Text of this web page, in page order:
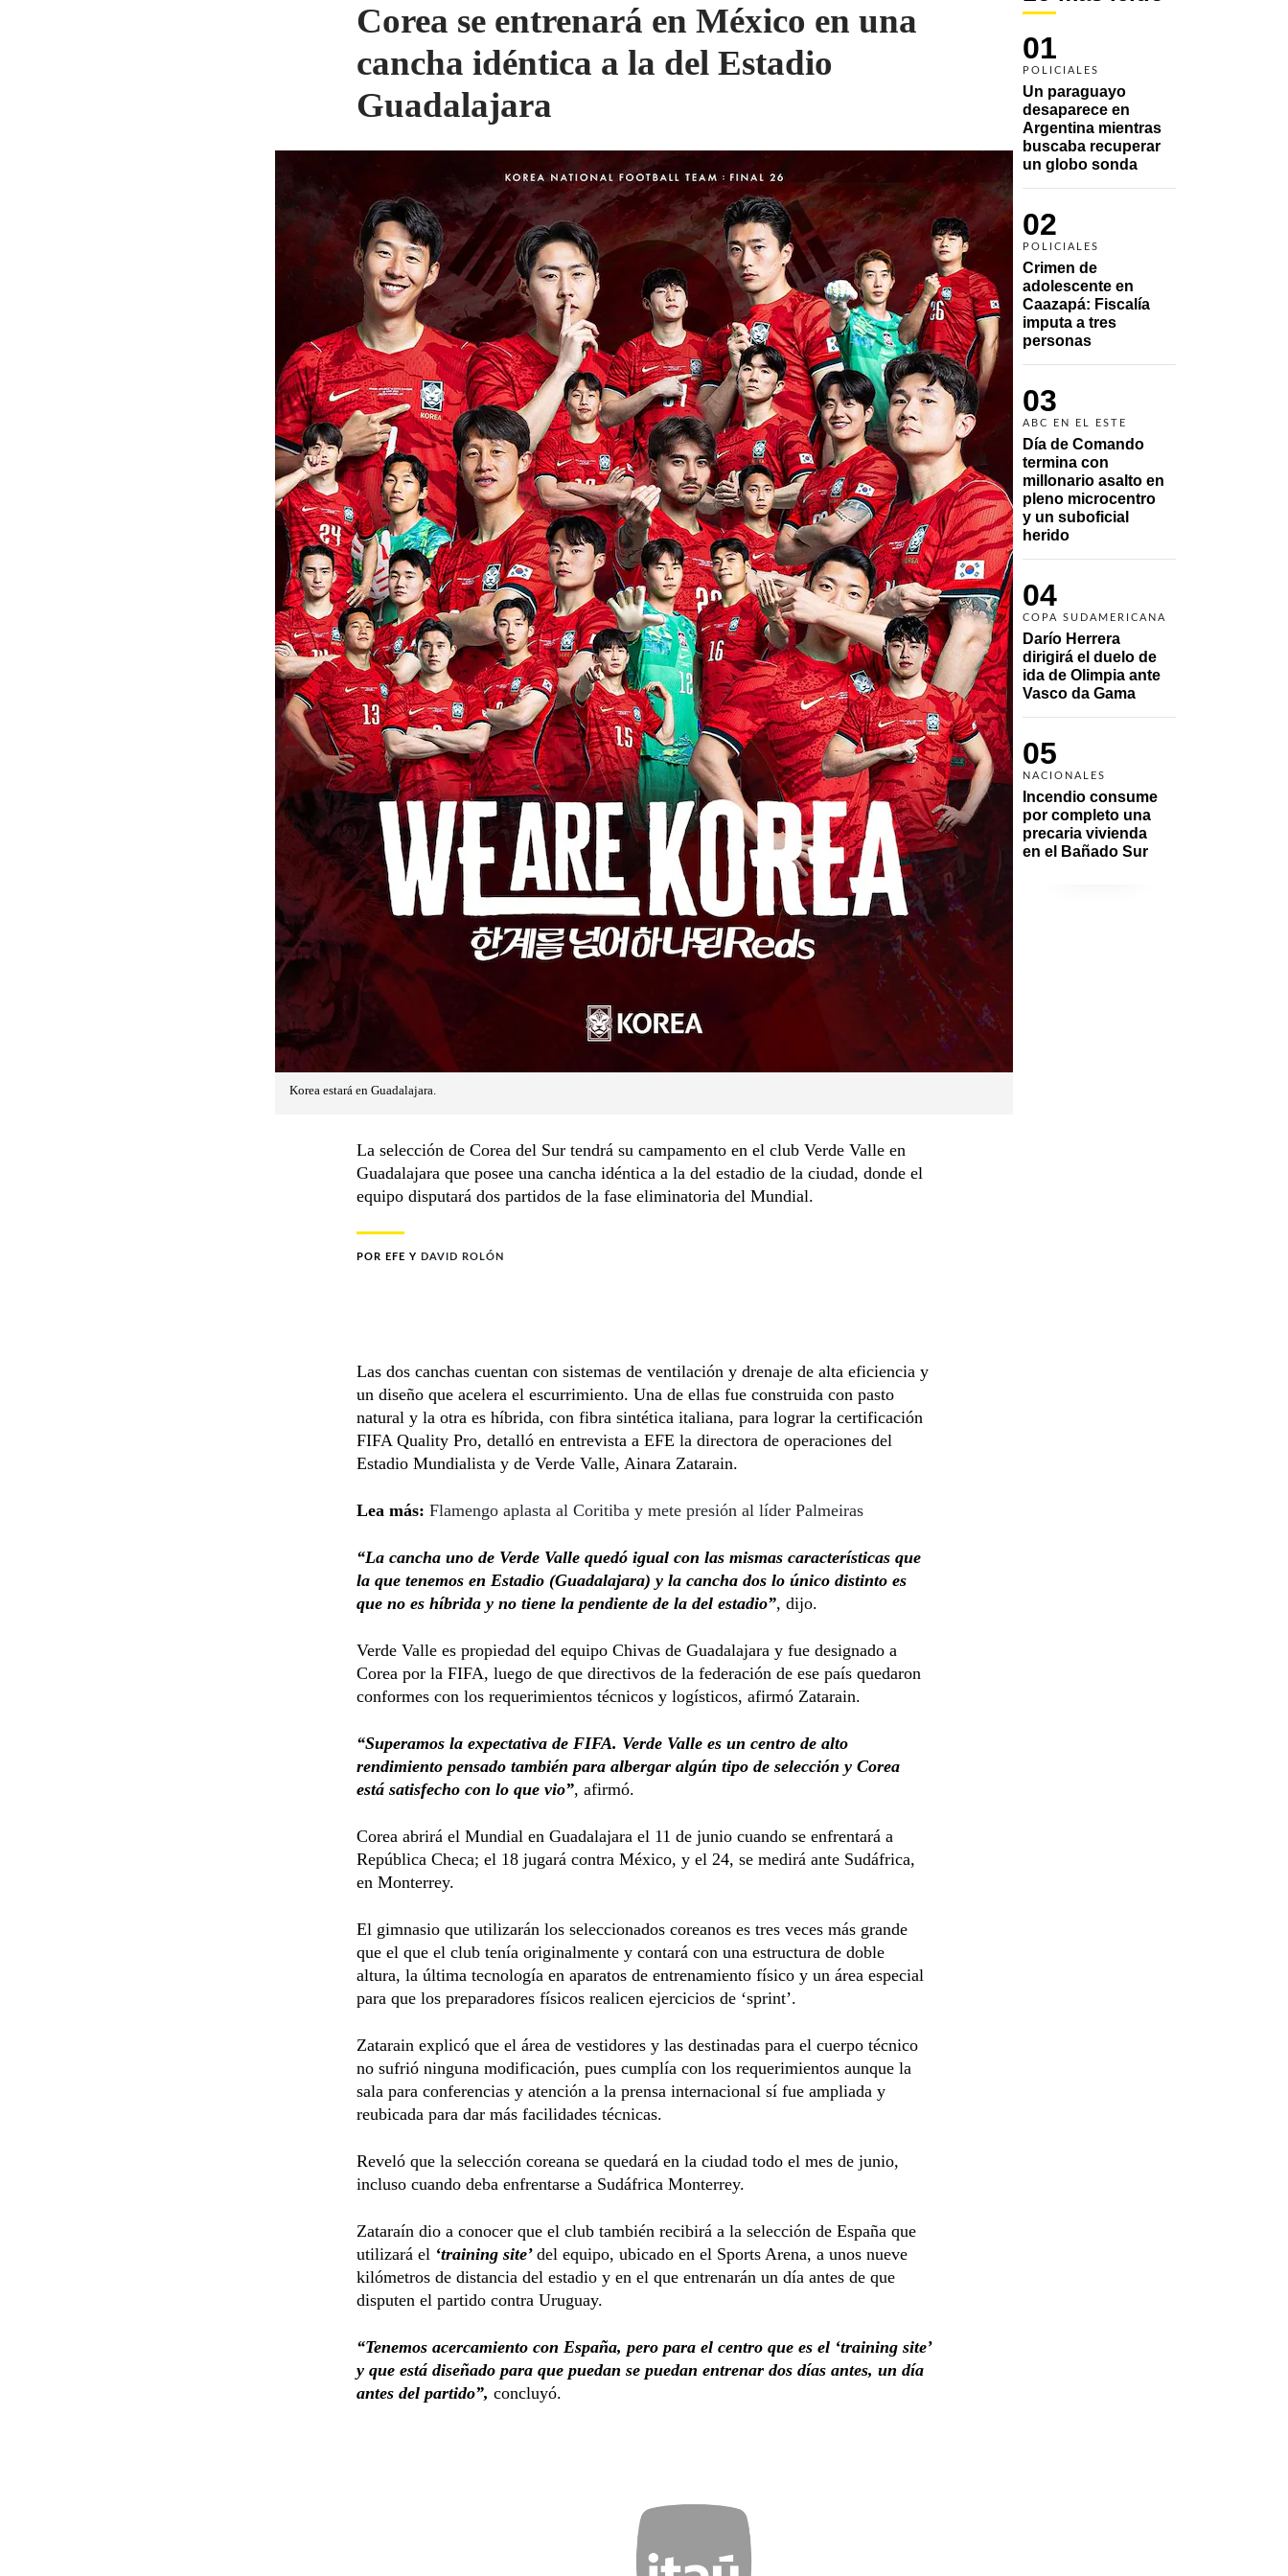
01
POLICIALES
Un paraguayo
desaparece en
Argentina mientras
buscaba recuperar
un globo sonda
02
POLICIALES
Crimen de
adolescente en
Caazapá: Fiscalía
imputa a tres
personas
03
ABC EN EL ESTE
Día de Comando
termina con
millonario asalto en
pleno microcentro
y un suboficial
herido
04
COPA SUDAMERICANA
Darío Herrera
dirigirá el duelo de
ida de Olimpia ante
Vasco da Gama
05
NACIONALES
Incendio consume
por completo una
precaria vivienda
en el Bañado Sur
Corea se entrenará en México en una
cancha idéntica a la del Estadio
Guadalajara
Korea estará en Guadalajara.
La selección de Corea del Sur tendrá su campamento en el club Verde Valle en
Guadalajara que posee una cancha idéntica a la del estadio de la ciudad, donde el
equipo disputará dos partidos de la fase eliminatoria del Mundial.
POR EFE Y DAVID ROLÓN
Las dos canchas cuentan con sistemas de ventilación y drenaje de alta eficiencia y
un diseño que acelera el escurrimiento. Una de ellas fue construida con pasto
natural y la otra es híbrida, con fibra sintética italiana, para lograr la certificación
FIFA Quality Pro, detalló en entrevista a EFE la directora de operaciones del
Estadio Mundialista y de Verde Valle, Ainara Zatarain.
Lea más: Flamengo aplasta al Coritiba y mete presión al líder Palmeiras
“La cancha uno de Verde Valle quedó igual con las mismas características que
la que tenemos en Estadio (Guadalajara) y la cancha dos lo único distinto es
que no es híbrida y no tiene la pendiente de la del estadio”, dijo.
Verde Valle es propiedad del equipo Chivas de Guadalajara y fue designado a
Corea por la FIFA, luego de que directivos de la federación de ese país quedaron
conformes con los requerimientos técnicos y logísticos, afirmó Zatarain.
“Superamos la expectativa de FIFA. Verde Valle es un centro de alto
rendimiento pensado también para albergar algún tipo de selección y Corea
está satisfecho con lo que vio”, afirmó.
Corea abrirá el Mundial en Guadalajara el 11 de junio cuando se enfrentará a
República Checa; el 18 jugará contra México, y el 24, se medirá ante Sudáfrica,
en Monterrey.
El gimnasio que utilizarán los seleccionados coreanos es tres veces más grande
que el que el club tenía originalmente y contará con una estructura de doble
altura, la última tecnología en aparatos de entrenamiento físico y un área especial
para que los preparadores físicos realicen ejercicios de ‘sprint’.
Zatarain explicó que el área de vestidores y las destinadas para el cuerpo técnico
no sufrió ninguna modificación, pues cumplía con los requerimientos aunque la
sala para conferencias y atención a la prensa internacional sí fue ampliada y
reubicada para dar más facilidades técnicas.
Reveló que la selección coreana se quedará en la ciudad todo el mes de junio,
incluso cuando deba enfrentarse a Sudáfrica Monterrey.
Zataraín dio a conocer que el club también recibirá a la selección de España que
utilizará el ‘training site’ del equipo, ubicado en el Sports Arena, a unos nueve
kilómetros de distancia del estadio y en el que entrenarán un día antes de que
disputen el partido contra Uruguay.
“Tenemos acercamiento con España, pero para el centro que es el ‘training site’
y que está diseñado para que puedan se puedan entrenar dos días antes, un día
antes del partido”, concluyó.